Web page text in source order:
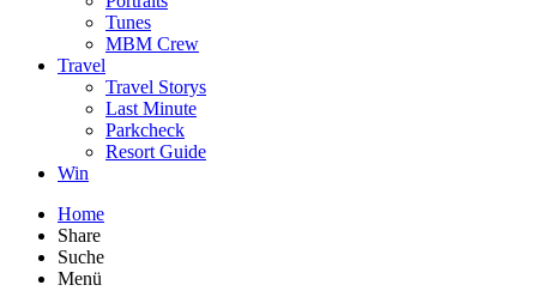
Tunes
MBM Crew
Travel
Travel Storys
Last Minute
Parkcheck
Resort Guide
Win
Home
Share
Suche
Menü